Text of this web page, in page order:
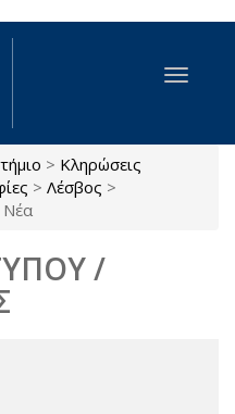
Toggle
> Κληρώσεις
> Λέσβος >
Νέα
/